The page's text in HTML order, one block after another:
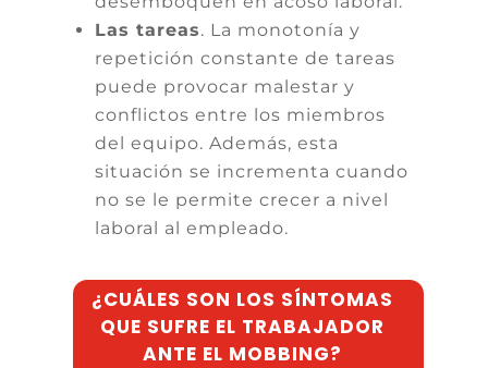
Las tareas. La monotonía y
repetición constante de tareas
puede provocar malestar y
conflictos entre los miembros
del equipo. Además, esta
situación se incrementa cuando
no se le permite crecer a nivel
laboral al empleado.
¿CUÁLES SON LOS SÍNTOMAS
QUE SUFRE EL TRABAJADOR
ANTE EL MOBBING?